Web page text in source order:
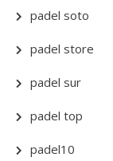
padel soto
padel store
padel sur
padel top
padel10